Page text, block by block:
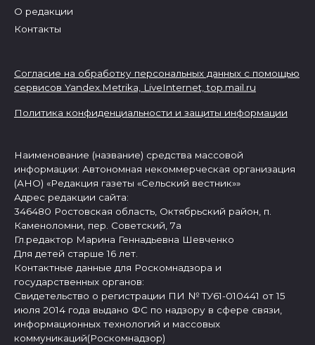
О редакции
Контакты
Согласие на обработку персональных данных с помощью
сервисов Yandex.Metrika, LiveInternet,top.mail.ru
Политика конфиденциальности и защиты информации
Наименование (название) средства массовой
информации: Автономная некоммерческая организация
(АНО) «Редакция газеты «Сельский вестник»»
Адрес редакции сайта:
346480 Ростовская область, Октябрьский район, п.
Каменоломни, пер. Советский, 7а
Гл.редактор Марина Геннадьевна Шевченко
Для детей старше 16 лет.
Контактные данные для Роскомнадзора и
государственных органов:
Свидетельство о регистрации ПИ № ТУ61-010441 от 15
июля 2014 года выдано ФС по надзору в сфере связи,
информационных технологий и массовых
коммуникаций(Роскомнадзор)